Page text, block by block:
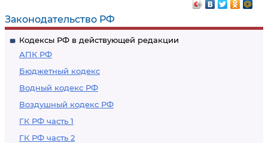
Законодательство РФ
Кодексы РФ в действующей редакции
АПК РФ
Бюджетный кодекс
Водный кодекс РФ
Воздушный кодекс РФ
ГК РФ часть 1
ГК РФ часть 2